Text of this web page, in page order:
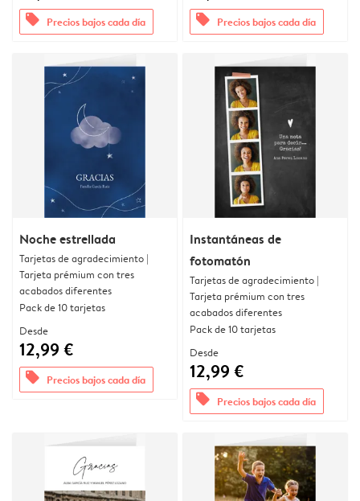
offers Precios bajos cada día offers Precios bajos cada día
Noche estrellada
Tarjetas de agradecimiento |
Tarjeta prémium con tres
acabados diferentes
Pack de 10 tarjetas
Desde
12,99 €
offers Precios bajos cada día
Instantáneas de
fotomatón
Tarjetas de agradecimiento |
Tarjeta prémium con tres
acabados diferentes
Pack de 10 tarjetas
Desde
12,99 €
offers Precios bajos cada día